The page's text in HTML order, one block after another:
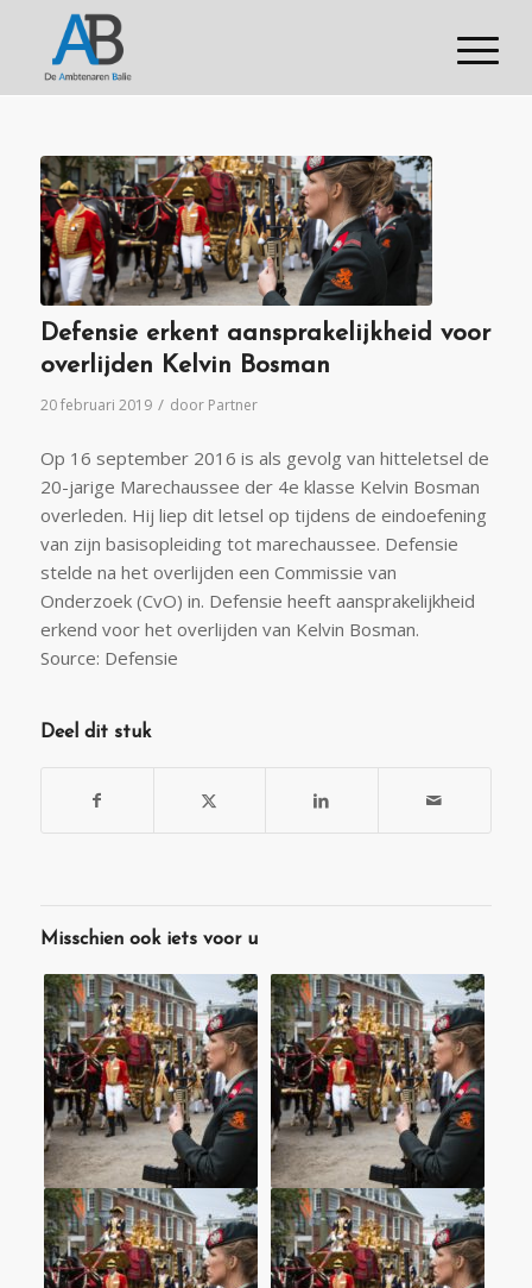
Defensie erkent aansprakelijkheid voor
overlijden Kelvin Bosman
20 februari 2019 / door Partner
Op 16 september 2016 is als gevolg van hitteletsel de
20-jarige Marechaussee der 4e klasse Kelvin Bosman
overleden. Hij liep dit letsel op tijdens de eindoefening
van zijn basisopleiding tot marechaussee. Defensie
stelde na het overlijden een Commissie van
Onderzoek (CvO) in. Defensie heeft aansprakelijkheid
erkend voor het overlijden van Kelvin Bosman.
Source: Defensie
Deel dit stuk
Misschien ook iets voor u